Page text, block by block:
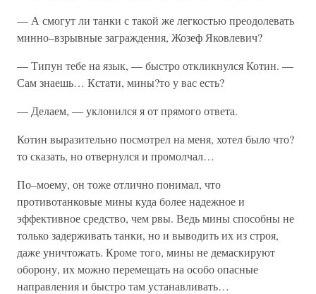
— А смогут ли танки с такой же легкостью преодолевать
минно–взрывные заграждения, Жозеф Яковлевич?
— Типун тебе на язык, — быстро откликнулся Котин. —
Сам знаешь… Кстати, мины?то у вас есть?
— Делаем, — уклонился я от прямого ответа.
Котин выразительно посмотрел на меня, хотел было что?
то сказать, но отвернулся и промолчал…
По–моему, он тоже отлично понимал, что
противотанковые мины куда более надежное и
эффективное средство, чем рвы. Ведь мины способны не
только задерживать танки, но и выводить их из строя,
даже уничтожать. Кроме того, мины не демаскируют
оборону, их можно перемещать на особо опасные
направления и быстро там устанавливать…